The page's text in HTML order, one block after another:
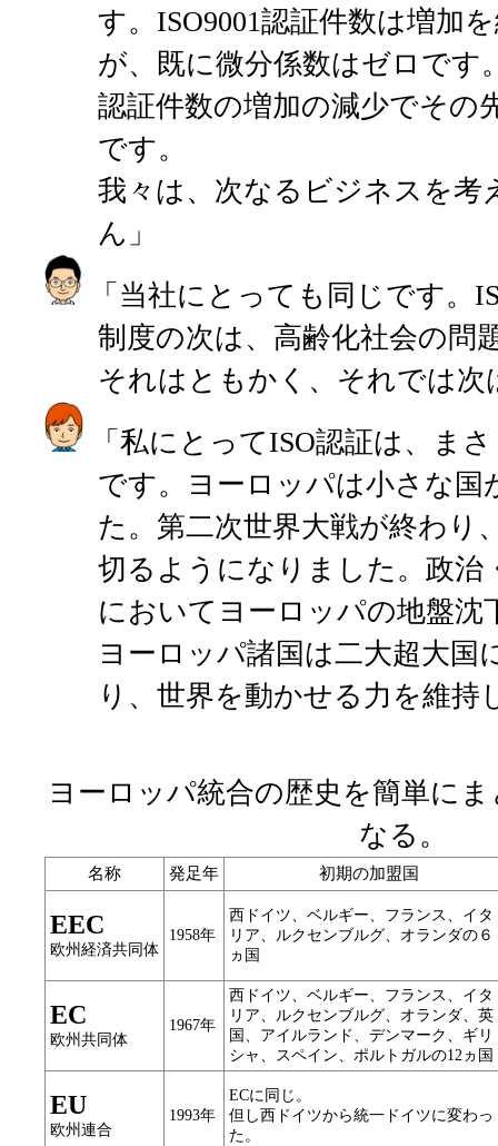
す。ISO9001認証件数は増加
が、既に微分係数はゼロです
認証件数の増加の減少でその
です。
我々は、次なるビジネスを考
ん」
「当社にとっても同じです。
制度の次は、高齢化社会の
それはともかく、それでは次
「私にとってISO認証は、ま
です。ヨーロッパは小さな国
た。第二次世界大戦が終わり
切るようになりました。政治
においてヨーロッパの地盤沈
ヨーロッパ諸国は二大超大国
り、世界を動かせる力を維持
ヨーロッパ統合の歴史を簡単に
なる。
名称 発足年 初期の加盟国
EEC
欧州経済共同体
1958年
西ドイツ、ベルギー、フランス、イタ
リア、ルクセンブルグ、オランダの６
ヵ国
EC
欧州共同体
1967年
西ドイツ、ベルギー、フランス、イタ
リア、ルクセンブルグ、オランダ、英
国、アイルランド、デンマーク、ギリ
シャ、スペイン、ポルトガルの12ヵ国
EU
欧州連合
1993年
ECに同じ。
但し西ドイツから統一ドイツに変わっ
た。